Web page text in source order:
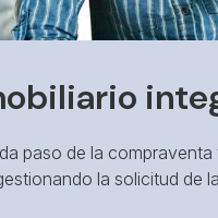
paso de la
la solicitud de